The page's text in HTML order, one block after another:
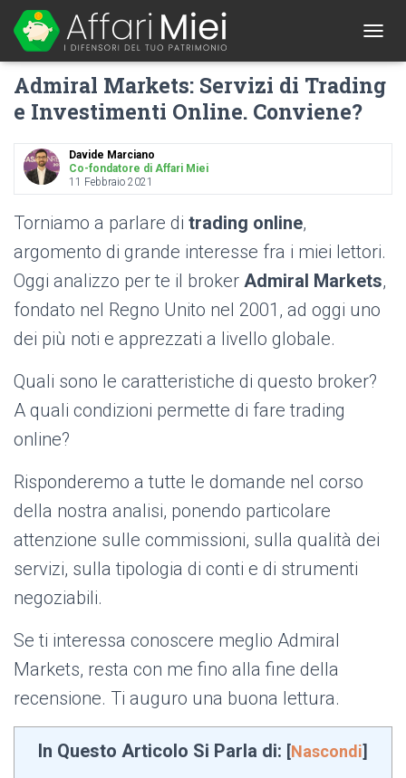
O
G
G
N
T
O
Admiral Markets: Servizi di Trading
e Investimenti Online. Conviene?
Davide Marciano
Co-fondatore di Affari Miei
11 Febbraio 2021
Torniamo a parlare di trading online,
argomento di grande interesse fra i miei lettori.
Oggi analizzo per te il broker Admiral Markets,
fondato nel Regno Unito nel 2001, ad oggi uno
dei più noti e apprezzati a livello globale.
Quali sono le caratteristiche di questo broker?
A quali condizioni permette di fare trading
online?
Risponderemo a tutte le domande nel corso
della nostra analisi, ponendo particolare
attenzione sulle commissioni, sulla qualità dei
servizi, sulla tipologia di conti e di strumenti
negoziabili.
Se ti interessa conoscere meglio Admiral
Markets, resta con me fino alla fine della
recensione. Ti auguro una buona lettura.
In Questo Articolo Si Parla di: [Nascondi]